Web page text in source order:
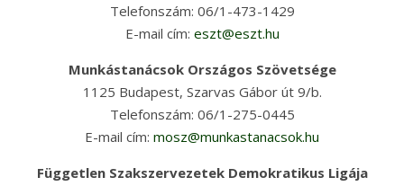
Telefonszám: 06/1-473-1429
E-mail cím: eszt@eszt.hu
Munkástanácsok Országos Szövetsége
1125 Budapest, Szarvas Gábor út 9/b.
Telefonszám: 06/1-275-0445
E-mail cím: mosz@munkastanacsok.hu
Független Szakszervezetek Demokratikus Ligája